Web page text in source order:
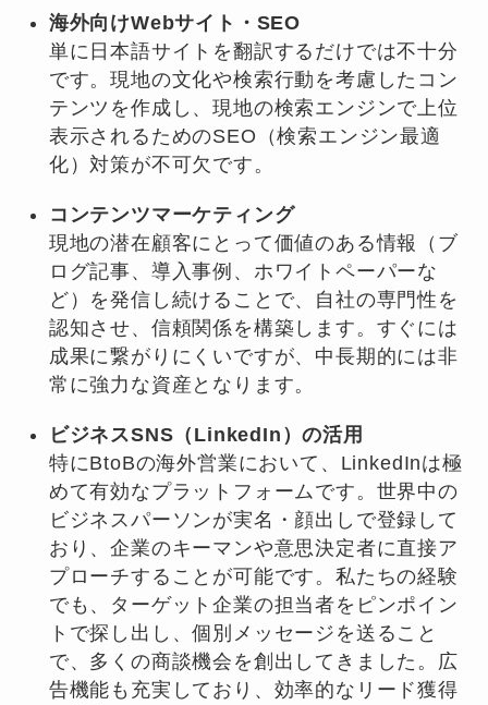
海外向けWebサイト・SEO
単に日本語サイトを翻訳するだけでは不十分
です。現地の文化や検索行動を考慮したコン
テンツを作成し、現地の検索エンジンで上位
表示されるためのSEO（検索エンジン最適
化）対策が不可欠です。
コンテンツマーケティング
現地の潜在顧客にとって価値のある情報（ブ
ログ記事、導入事例、ホワイトペーパーな
ど）を発信し続けることで、自社の専門性を
認知させ、信頼関係を構築します。すぐには
成果に繋がりにくいですが、中長期的には非
常に強力な資産となります。
ビジネスSNS（LinkedIn）の活用
特にBtoBの海外営業において、LinkedInは極
めて有効なプラットフォームです。世界中の
ビジネスパーソンが実名・顔出しで登録して
おり、企業のキーマンや意思決定者に直接ア
プローチすることが可能です。私たちの経験
でも、ターゲット企業の担当者をピンポイン
トで探し出し、個別メッセージを送ること
で、多くの商談機会を創出してきました。広
告機能も充実しており、効率的なリード獲得